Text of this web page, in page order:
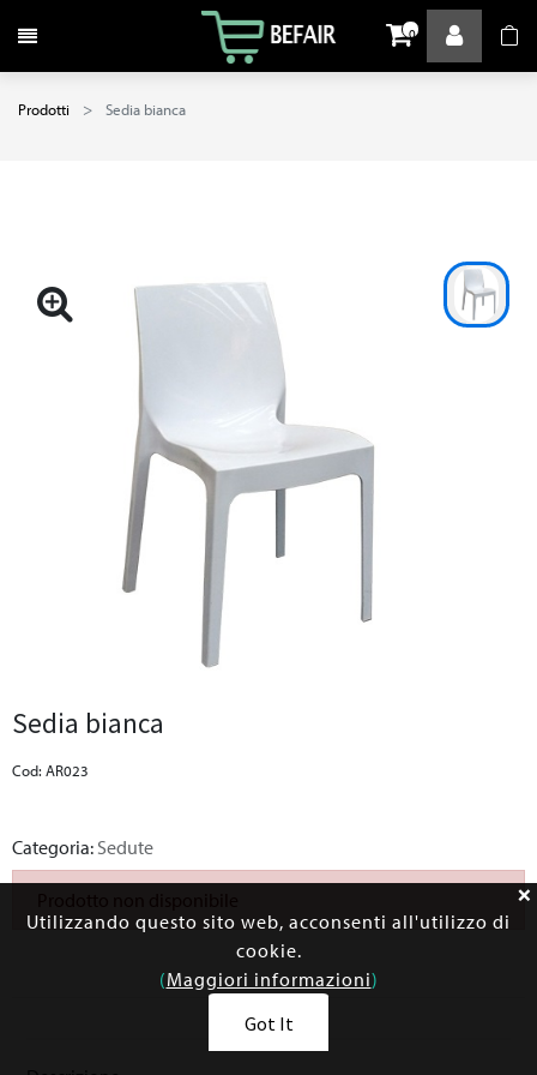
Attiva / disattiva la navigazione 0
Prodotti Sedia bianca
Sedia bianca
Cod: AR023
Categoria: Sedute
Utilizzando questo sito web, acconsenti all'utilizzo di
cookie.
(Maggiori informazioni)
Got It